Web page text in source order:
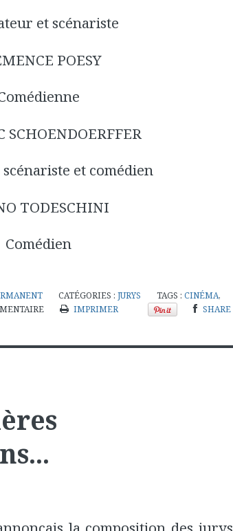
et scénariste
POESY
SCHOENDOERFFER
et comédien
TODESCHINI
Comédien
CATÉGORIES :JURYS TAGS :CINÉMA,
IMPRIMER SHARE